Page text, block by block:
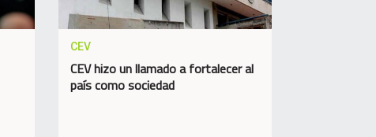
CEV
CEV hizo un llamado a fortalecer al
país como sociedad